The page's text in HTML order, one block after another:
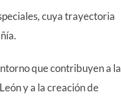
cuya trayectoria
que contribuyen a la
y a la creación de